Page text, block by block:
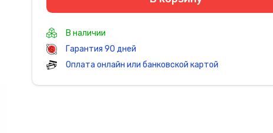
В наличии
Гарантия 90 дней
Оплата онлайн или банковской картой